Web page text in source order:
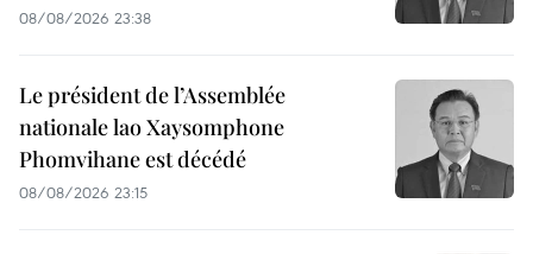
08/08/2026 23:38
Le président de l’Assemblée
nationale lao Xaysomphone
Phomvihane est décédé
08/08/2026 23:15